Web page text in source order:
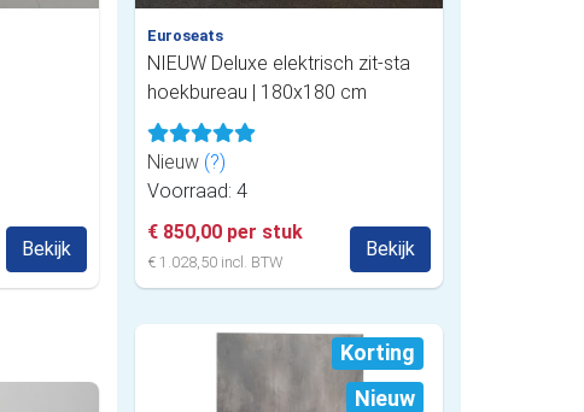
Bekijk
Euroseats
NIEUW Deluxe elektrisch zit-sta
hoekbureau | 180x180 cm
Nieuw (?)
Voorraad: 4
€ 850,00 per stuk
€ 1.028,50 incl. BTW
Bekijk
Korting
Nieuw